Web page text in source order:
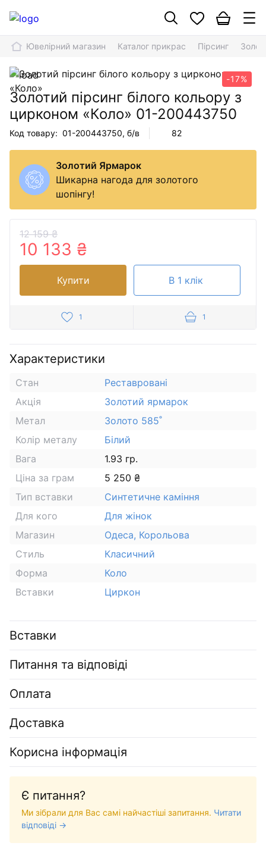
Ювелірний магазин Каталог прикрас Пірсинг
-17%
Золотий пірсинг білого кольору з
цирконом «Коло» 01-200443750
Код товару: 01-200443750, б/в 82
Золотий Ярмарок
Шикарна нагода для золотого
шопінгу!
12 159 ₴
10 133 ₴
Купити В 1 клік
1 1
Характеристики
Стан
Реставровані
Акція
Золотий ярмарок
Метал
Золото 585˚
Колір металу
Білий
Вага
1.93 гр.
Ціна за грам
5 250 ₴
Тип вставки
Синтетичне каміння
Для кого
Для жінок
Магазин
Одеса, Корольова
Стиль
Класичний
Форма
Коло
Вставки
Циркон
Вставки
Питання та відповіді
Оплата
Доставка
Корисна інформація
Є питання?
Ми зібрали для Вас самі найчастіші запитання. Читати
відповіді →